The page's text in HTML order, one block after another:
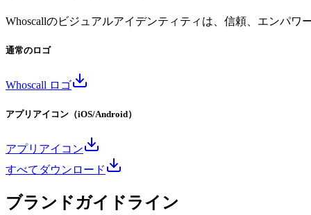
Whoscallのビジュアルアイデンティティは、信頼、エンパワ
通常のロゴ
Whoscall ロゴ
アプリアイコン（iOS/Android）
アプリアイコン
すべてダウンロード
ブランドガイドライン